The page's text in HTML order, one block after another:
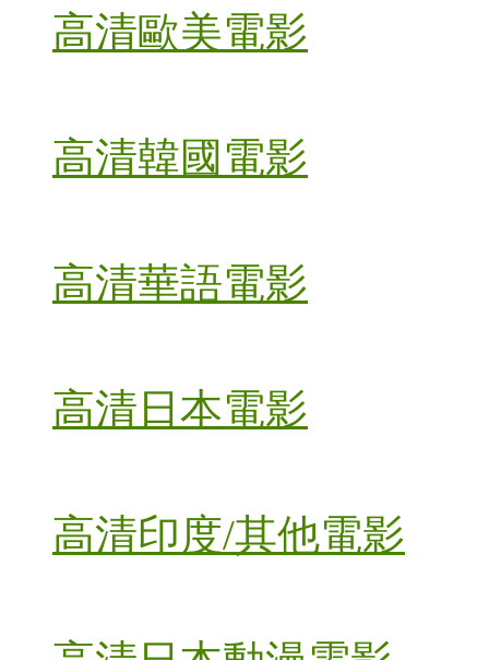
高清歐美電影
高清韓國電影
高清華語電影
高清日本電影
高清印度/其他電影